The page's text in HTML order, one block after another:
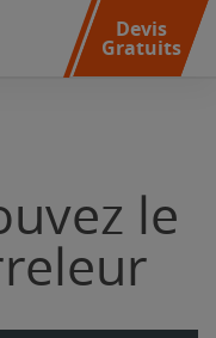
Devis
Gratuits
le